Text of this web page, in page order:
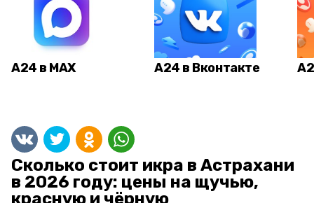
А24 в MAX А24 в Вконтакте
Сколько стоит икра в Астрахани
в 2026 году: цены на щучью,
красную и чёрную